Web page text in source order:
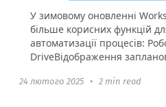
У зимовому оновленні
більше корисних функцій
автоматизації процесів:
DriveВідображення
24 лютого 2025 • 2 min read